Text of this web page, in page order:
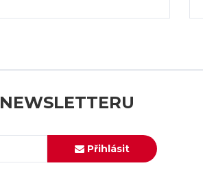
NEWSLETTERU
Přihlásit